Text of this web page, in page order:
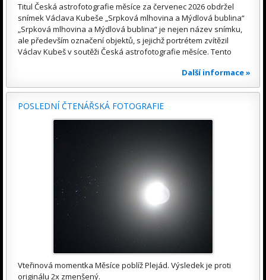
Titul Česká astrofotografie měsíce za červenec 2026 obdržel
snímek Václava Kubeše „Srpková mlhovina a Mýdlová bublina“
„Srpková mlhovina a Mýdlová bublina“ je nejen název snímku,
ale především označení objektů, s jejichž portrétem zvítězil
Václav Kubeš v soutěži Česká astrofotografie měsíce. Tento
Další informace »
POSLEDNÍ ČTENÁŘSKÁ FOTOGRAFIE
Vteřinová momentka Měsíce poblíž Plejád. Výsledek je proti
originálu 2x zmenšený.